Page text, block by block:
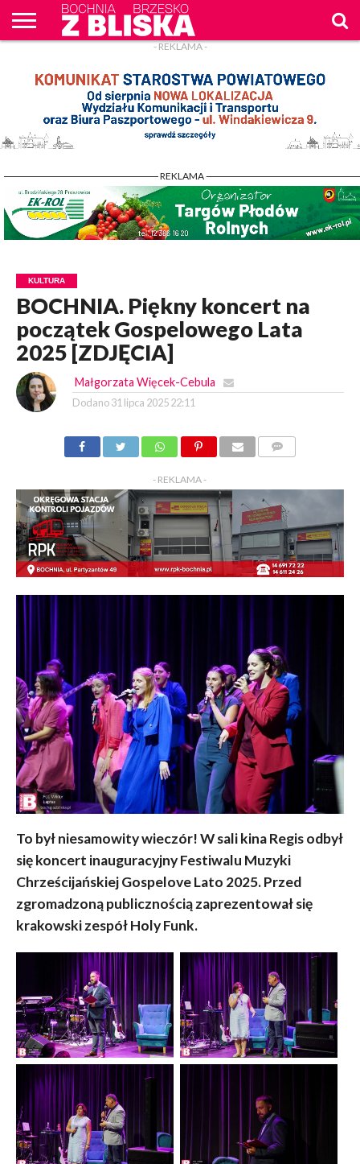
WPROST
REKLAM
- REKLAMA -
- REKLAMA -
KULTURA
BOCHNIA. Piękny koncert na
początek Gospelowego Lata
2025 [ZDJĘCIA]
Małgorzata Więcek-Cebula
Dodano 31 lipca 2025 22:11
- REKLAMA -
To był niesamowity wieczór! W sali kina Regis odbył
się koncert inauguracyjny Festiwalu Muzyki
Chrześcijańskiej Gospelove Lato 2025. Przed
zgromadzoną publicznością zaprezentował się
krakowski zespół Holy Funk.